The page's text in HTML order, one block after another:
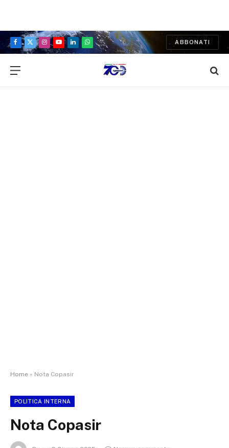
Facebook
X
Instagram
YouTubeLinkedInWhatsApp
ABBONATI
Home » Nota Copasir
POLITICA INTERNA
Nota Copasir